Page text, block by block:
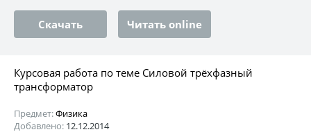
Скачать Читать online
Курсовая работа по теме Силовой трёхфазный
трансформатор
Предмет:Физика
Добавлено: 12.12.2014